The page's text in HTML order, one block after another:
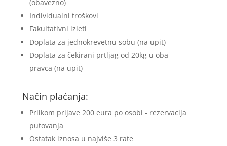
(obavezno)
Individualni troškovi
Fakultativni izleti
Doplata za jednokrevetnu sobu (na upit)
Doplata za čekirani prtljag od 20kg u oba
pravca (na upit)
Način plaćanja:
Prilkom prijave 200 eura po osobi - rezervacija
putovanja
Ostatak iznosa u najviše 3 rate